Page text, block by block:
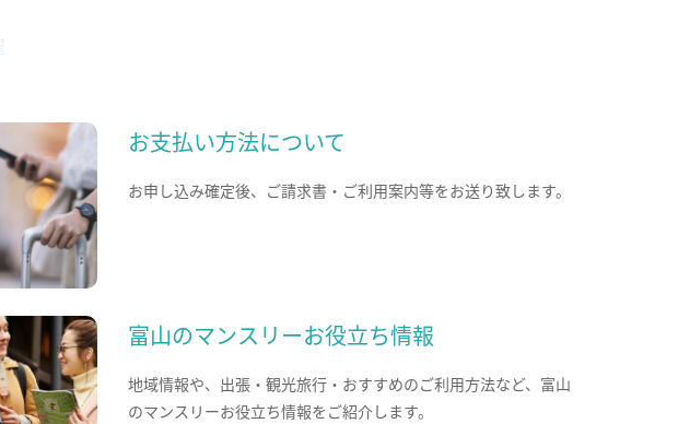
お支払い方法について
お申し込み確定後、ご請求書・ご利用案内等をお送り致します。
富山のマンスリーお役立ち情報
地域情報や、出張・観光旅行・おすすめのご利用方法など、富山
のマンスリーお役立ち情報をご紹介します。